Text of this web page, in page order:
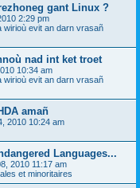
gant Linux ?
2:29 pm
wirioù evit an darn vrasañ
nad int ket troet
10:34 am
wirioù evit an darn vrasañ
amañ
2010 10:24 am
Languages...
2010 11:17 am
et minoritaires